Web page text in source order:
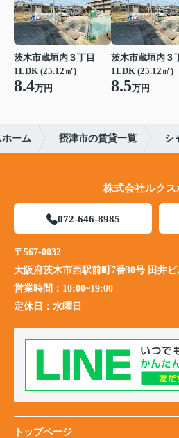
茨木市蔵垣内３丁目
1LDK (25.12㎡)
8.4万円
茨木市蔵垣内３
1LDK (25.12㎡)
8.5万円
ーム 摂津市の賃貸一覧 シ
株式会社ルクス
072-646-8985
〒567-0032
大阪府茨木市西駅前町7番30号 田井ビ
営業時間： 10:00~19:00
定休日： 水曜日
トップページ